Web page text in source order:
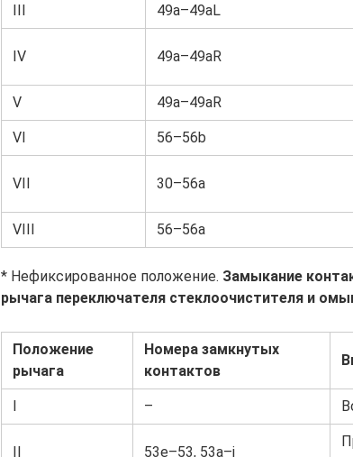
III 49a–49aL
IV 49a–49aR
V 49a–49aR
VI 56–56b
VII 30–56a
VIII 56–56a
* Нефиксированное положение. Замыкание
рычага переключателя стеклоочистителя и
Положение
рычага
Номера замкнутых
контактов
I –
II 53e–53, 53a–j